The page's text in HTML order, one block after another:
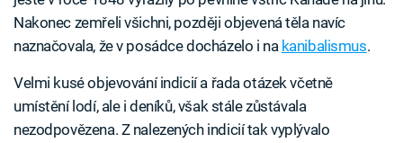
Nakonec zemřeli všichni, později objevená těla navíc
naznačovala, že v posádce docházelo i na kanibalismus.
Velmi kusé objevování indicií a řada otázek včetně
umístění lodí, ale i deníků, však stále zůstávala
nezodpovězena. Z nalezených indicií tak vyplývalo